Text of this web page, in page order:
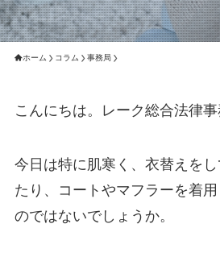
ホーム コラム 事務局
こんにちは。レーク総合法律事
今日は特に肌寒く、衣替えを
たり、コートやマフラーを着
のではないでしょうか。